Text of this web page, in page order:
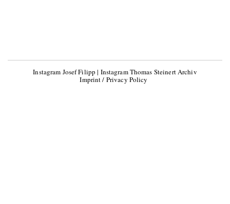
Instagram Josef Filipp | Instagram Thomas Steinert Archiv
Imprint / Privacy Policy